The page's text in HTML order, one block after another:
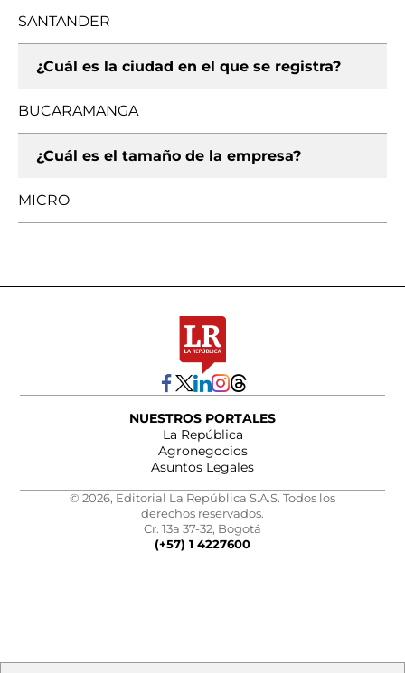
SANTANDER
¿Cuál es la ciudad en el que se registra?
BUCARAMANGA
¿Cuál es el tamaño de la empresa?
MICRO
NUESTROS PORTALES
La República
Agronegocios
Asuntos Legales
© 2026, Editorial La República S.A.S. Todos los
derechos reservados.
Cr. 13a 37-32, Bogotá
(+57) 1 4227600